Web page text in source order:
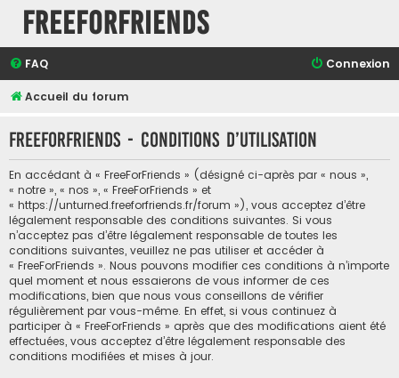
FreeForFriends
FAQ Connexion
Accueil du forum
FreeForFriends - Conditions d’utilisation
En accédant à « FreeForFriends » (désigné ci-après par « nous »,
« notre », « nos », « FreeForFriends » et
« https://unturned.freeforfriends.fr/forum »), vous acceptez d’être
légalement responsable des conditions suivantes. Si vous
n’acceptez pas d’être légalement responsable de toutes les
conditions suivantes, veuillez ne pas utiliser et accéder à
« FreeForFriends ». Nous pouvons modifier ces conditions à n’importe
quel moment et nous essaierons de vous informer de ces
modifications, bien que nous vous conseillons de vérifier
régulièrement par vous-même. En effet, si vous continuez à
participer à « FreeForFriends » après que des modifications aient été
effectuées, vous acceptez d’être légalement responsable des
conditions modifiées et mises à jour.